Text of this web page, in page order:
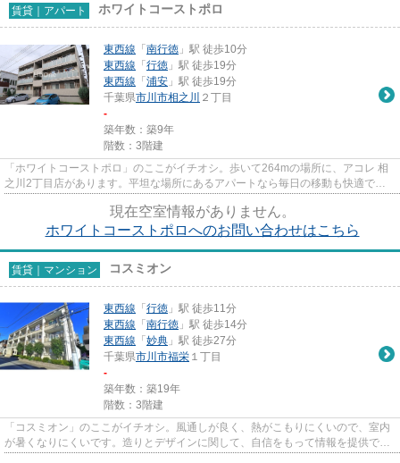
賃貸｜アパート ホワイトコーストポロ
東西線 「 南行徳 」駅 徒歩10分
東西線 「 行徳 」駅 徒歩19分
東西線 「 浦安 」駅 徒歩19分
千葉県市川市相之川 ２丁目
-
築年数：築9年
階数：3階建
「ホワイトコーストポロ」のここがイチオシ。歩いて264mの場所に、アコレ 相
之川2丁目店があります。平坦な場所にあるアパートなら毎日の移動も快適で
現在空室情報がありません。
ホワイトコーストポロへのお問い合わせはこちら
賃貸｜マンション コスミオン
東西線 「 行徳 」駅 徒歩11分
東西線 「 南行徳 」駅 徒歩14分
東西線 「 妙典 」駅 徒歩27分
千葉県市川市福栄 １丁目
-
築年数：築19年
階数：3階建
「コスミオン」のここがイチオシ。風通しが良く、熱がこもりにくいので、室内
が暑くなりにくいです。造りとデザインに関して、自信をもって情報を提供でき